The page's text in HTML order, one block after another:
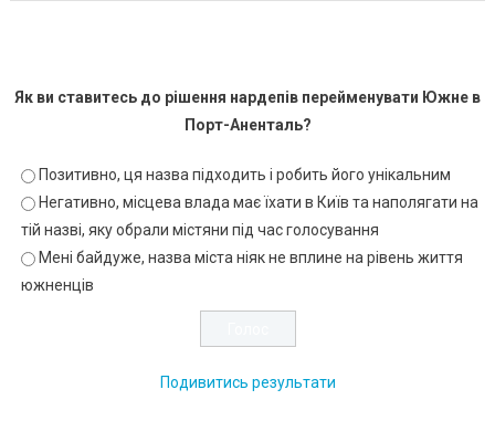
Як ви ставитесь до рішення нардепів перейменувати Южне в
Порт-Аненталь?
Позитивно, ця назва підходить і робить його унікальним
Негативно, місцева влада має їхати в Київ та наполягати на
тій назві, яку обрали містяни під час голосування
Мені байдуже, назва міста ніяк не вплине на рівень життя
южненців
Подивитись результати